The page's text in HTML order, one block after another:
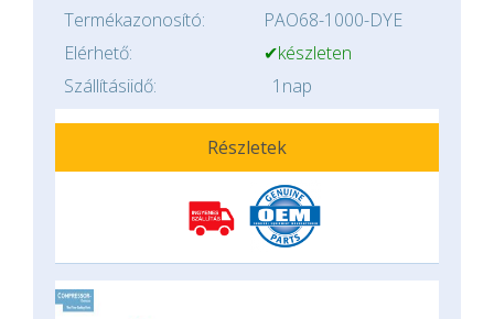
Termékazonosító:
PAO68-1000-DYE
Elérhető:
✔készleten
Szállításiidő:
1nap
Részletek